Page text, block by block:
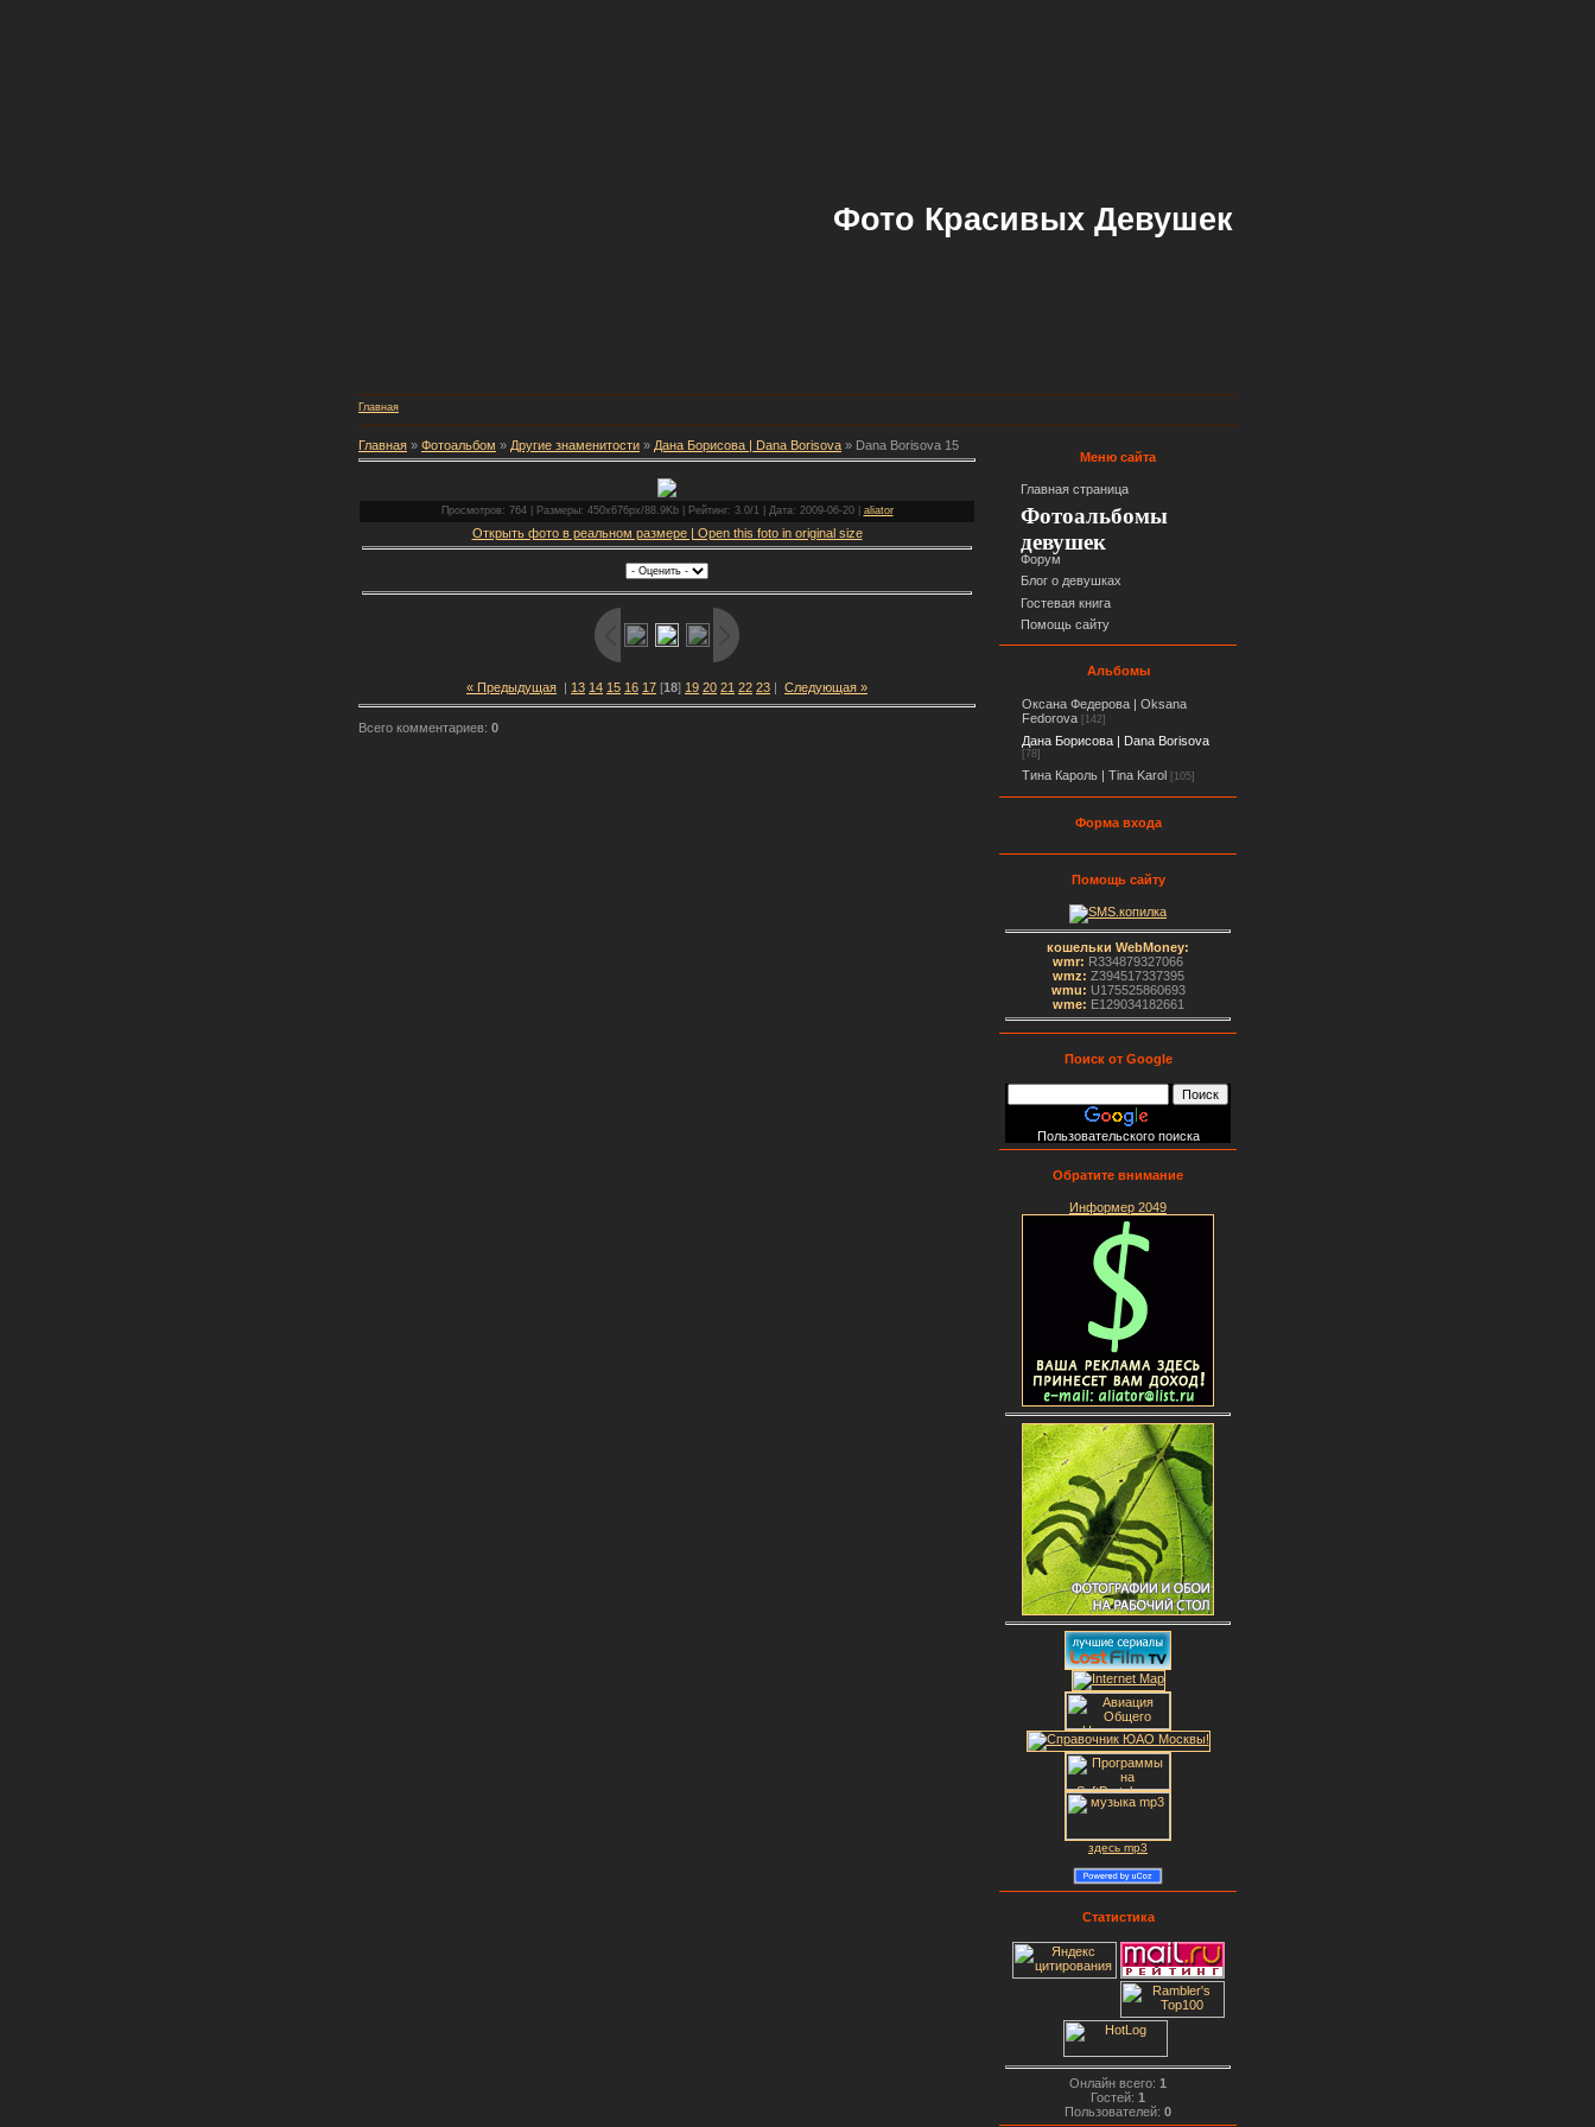
Фото Красивых Девушек
Главная
Главная » Фотоальбом » Другие знаменитости » Дана Борисова | Dana Borisova » Dana Borisova 15
Просмотров: 764 | Размеры: 450x676px/88.9Kb | Рейтинг: 3.0/1 | Дата: 2009-06-20 | aliator
Открыть фото в реальном размере | Open this foto in original size
« Предыдущая | 13 14 15 16 17 [18] 19 20 21 22 23 | Следующая »
Всего комментариев: 0
Меню сайта
Главная страница
Фотоальбомы
девушек
Форум
Блог о девушках
Гостевая книга
Помощь сайту
Альбомы
Оксана Федерова | Oksana
Fedorova
[142]
Дана Борисова | Dana Borisova
[78]
Тина Кароль | Tina Karol [105]
Форма входа
Помощь сайту
кошельки WebMoney:
wmr: R334879327066
wmz: Z394517337395
wmu: U175525860693
wme: E129034182661
Поиск от Google
Пользовательского поиска
Обратите внимание
Информер 2049
здесь mp3
Статистика
Онлайн всего: 1
Гостей: 1
Пользователей: 0